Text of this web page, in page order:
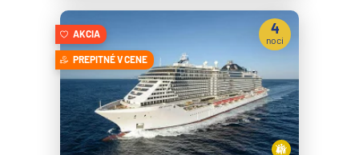
AKCIA
PREPITNÉ V CENE
4
noci